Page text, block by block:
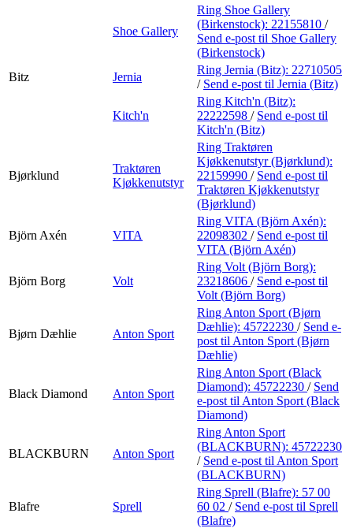
Shoe Gallery
Ring Shoe Gallery
(Birkenstock): 22155810 /
Send e-post til Shoe Gallery
(Birkenstock)
Bitz
Jernia
Ring Jernia (Bitz): 22710505
/ Send e-post til Jernia (Bitz)
Kitch'n
Ring Kitch'n (Bitz):
22222598 / Send e-post til
Kitch'n (Bitz)
Bjørklund
Traktøren
Kjøkkenutstyr
Ring Traktøren
Kjøkkenutstyr (Bjørklund):
22159990 / Send e-post til
Traktøren Kjøkkenutstyr
(Bjørklund)
Björn Axén VITA
Ring VITA (Björn Axén):
22098302 / Send e-post til
VITA (Björn Axén)
Björn Borg Volt
Ring Volt (Björn Borg):
23218606 / Send e-post til
Volt (Björn Borg)
Bjørn Dæhlie Anton Sport
Ring Anton Sport (Bjørn
Dæhlie): 45722230 / Send e-
post til Anton Sport (Bjørn
Dæhlie)
Black Diamond Anton Sport
Ring Anton Sport (Black
Diamond): 45722230 / Send
e-post til Anton Sport (Black
Diamond)
BLACKBURN Anton Sport
Ring Anton Sport
(BLACKBURN): 45722230
/ Send e-post til Anton Sport
(BLACKBURN)
Blafre Sprell
Ring Sprell (Blafre): 57 00
60 02 / Send e-post til Sprell
(Blafre)